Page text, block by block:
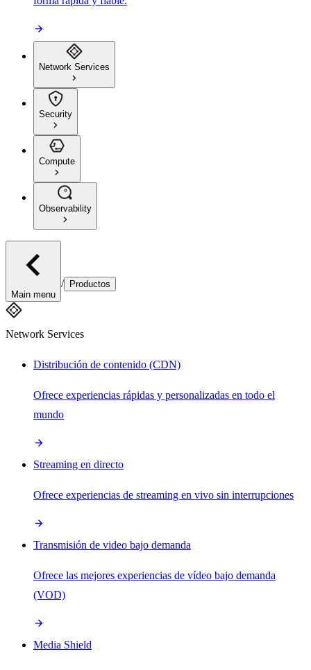
Network Services
Security
Compute
Observability
Main menu
/ Productos
Network Services
Distribución de contenido (CDN)
Ofrece experiencias rápidas y personalizadas en todo el
mundo
Streaming en directo
Ofrece experiencias de streaming en vivo sin interrupciones
Transmisión de video bajo demanda
Ofrece las mejores experiencias de vídeo bajo demanda
(VOD)
Media Shield